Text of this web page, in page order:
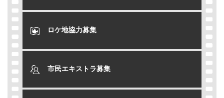
ロケ地協力募集
市民エキストラ募集